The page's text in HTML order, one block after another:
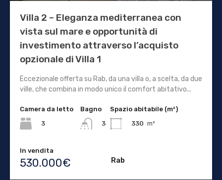
Villa 2 – Eleganza mediterranea con
vista sul mare e opportunità di
investimento attraverso l’acquisto
opzionale di Villa 1
Eccezionale offerta su Rab, da una villa o, a scelta, da due
ville, che combina in modo unico il comfort abitativo...
Camera da letto
3
Bagno
3
Spazio abitabile (m²)
330 m²
In vendita
530.000€ Rab